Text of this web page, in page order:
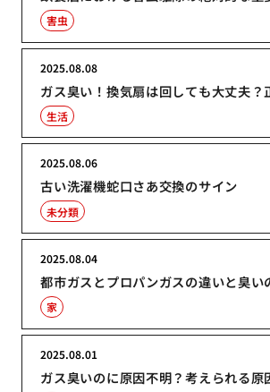
害虫
ガス臭い！換気扇は回しても大丈夫？
2025.08.08
生活
古い洗濯機蛇口さあ交換のサイン
2025.08.06
未分類
都市ガスとプロパンガスの違いと臭い
2025.08.04
家
ガス臭いのに原因不明？考えられる原
2025.08.01